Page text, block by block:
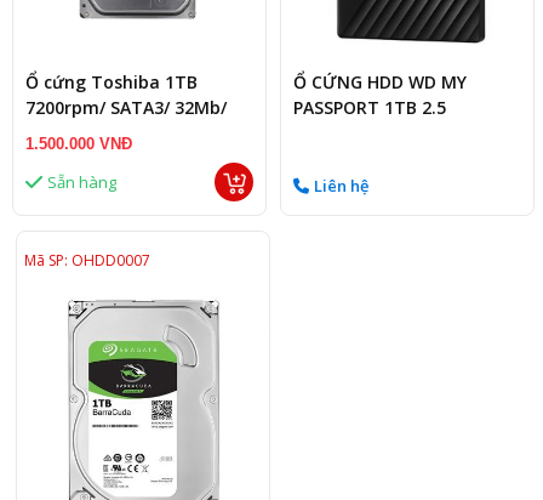
Ổ cứng Toshiba 1TB
7200rpm/ SATA3/ 32Mb/
3.5Inch Likenew FV
1.500.000 VNĐ
Sẵn hàng
Ổ CỨNG HDD WD MY
PASSPORT 1TB 2.5
Liên hệ
Mã SP: OHDD0007